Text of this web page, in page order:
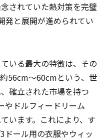
されていた熱対策を完璧
発と展開が進められてい
いる最大の特徴は、その
56cm〜60cmという、世
確立された市場を持つ
やドルフィードリーム
います。これにより、す
ドール用の衣服やウィッ